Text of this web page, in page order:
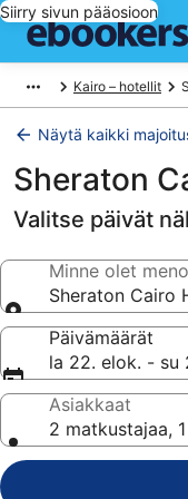
Siirry sivun pääosioon
Kairo – hotellit
Näytä kaikki
Sheraton
Valitse päivät
Minne olet
Sheraton Cairo
Päivämäärät
la 22. elok. - su
Asiakkaat
2 matkustajaa,